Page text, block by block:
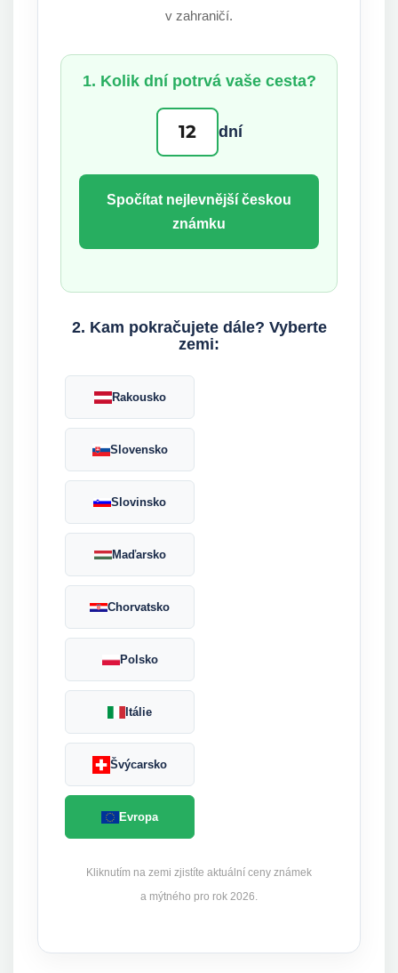
v zahraničí.
1. Kolik dní potrvá vaše cesta?
dní
Spočítat nejlevnější českou
známku
2. Kam pokračujete dále? Vyberte
zemi:
Rakousko
Slovensko
Slovinsko
Maďarsko
Chorvatsko
Polsko
Itálie
Švýcarsko
Evropa
Kliknutím na zemi zjistíte aktuální ceny známek
a mýtného pro rok 2026.